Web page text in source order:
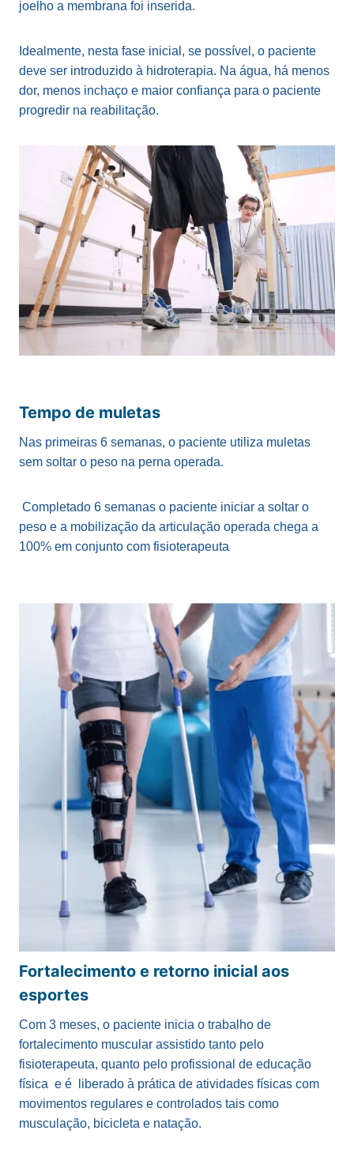
joelho a membrana foi inserida.
Idealmente, nesta fase inicial, se possível, o paciente
deve ser introduzido à hidroterapia. Na água, há menos
dor, menos inchaço e maior confiança para o paciente
progredir na reabilitação.
Tempo de muletas
Nas primeiras 6 semanas, o paciente utiliza muletas
sem soltar o peso na perna operada.
Completado 6 semanas o paciente iniciar a soltar o
peso e a mobilização da articulação operada chega a
100% em conjunto com fisioterapeuta
Fortalecimento e retorno inicial aos
esportes
Com 3 meses, o paciente inicia o trabalho de
fortalecimento muscular assistido tanto pelo
fisioterapeuta, quanto pelo profissional de educação
física e é liberado à prática de atividades físicas com
movimentos regulares e controlados tais como
musculação, bicicleta e natação.